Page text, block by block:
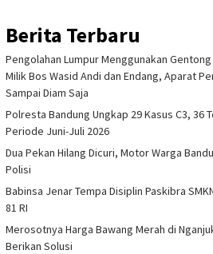
Berita Terbaru
Pengolahan Lumpur Menggunakan
Milik Bos Wasid Andi dan Endang, Aparat
Sampai Diam Saja
Polresta Bandung Ungkap 29 Kasus C3, 36
Periode Juni-Juli 2026
Dua Pekan Hilang Dicuri, Motor Warga
Polisi
Babinsa Jenar Tempa Disiplin Paskibra
81 RI
Merosotnya Harga Bawang Merah di
Berikan Solusi